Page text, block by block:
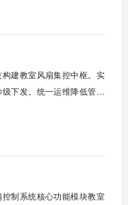
建教室风扇集控中枢。实
下发。统一运维降低管理
教学环境温湿度适宜。数
中控制。智能定时调度。
。能耗监测统计。故障预
制系统核心功能模块教室